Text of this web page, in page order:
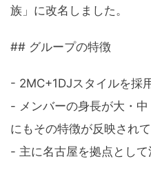
族」に改名しました。
## グループの特徴
- 2MC+1DJスタイルを採
- メンバーの身長が大・
にもその特徴が反映され
- 主に名古屋を拠点として